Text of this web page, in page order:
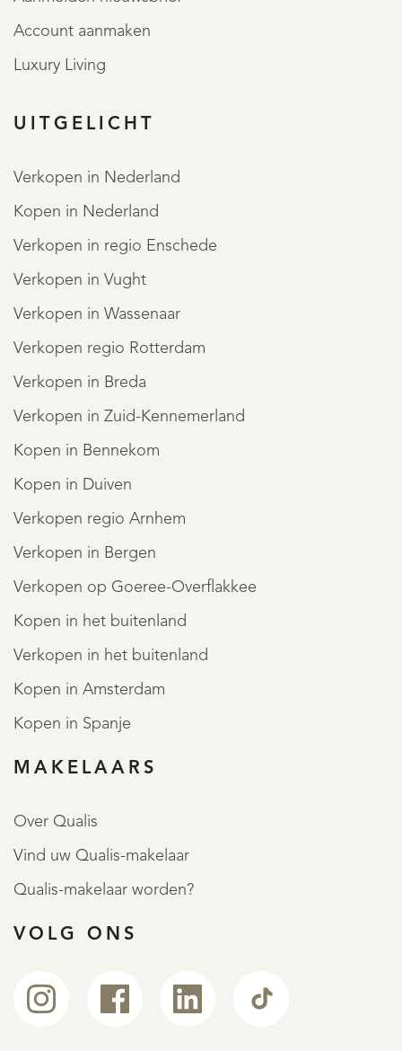
Account aanmaken
Luxury Living
UITGELICHT
Verkopen in Nederland
Kopen in Nederland
Verkopen in regio Enschede
Verkopen in Vught
Verkopen in Wassenaar
Verkopen regio Rotterdam
Verkopen in Breda
Verkopen in Zuid-Kennemerland
Kopen in Bennekom
Kopen in Duiven
Verkopen regio Arnhem
Verkopen in Bergen
Verkopen op Goeree-Overflakkee
Kopen in het buitenland
Verkopen in het buitenland
Kopen in Amsterdam
Kopen in Spanje
MAKELAARS
Over Qualis
Vind uw Qualis-makelaar
Qualis-makelaar worden?
VOLG ONS